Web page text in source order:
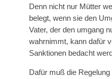
Denn nicht nur Mütter
belegt, wenn sie den
Vater, der den umgang
wahrnimmt, kann dafür
Sanktionen bedacht
Dafür muß die